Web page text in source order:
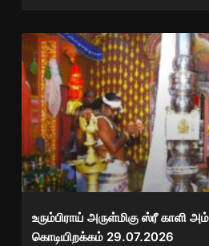
உரும்பிராய் அருள்மிகு ஸ்ரீ காளி
கொடியிறக்கம் 29.07.2026